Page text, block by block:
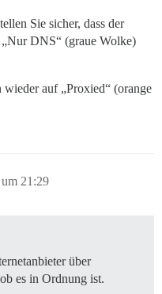
Sie sicher, dass der
DNS“ (graue Wolke)
auf „Proxied“ (orange
21:29
über
es in Ordnung ist.